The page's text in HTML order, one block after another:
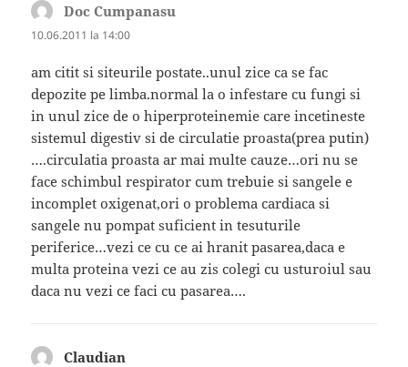
Doc Cumpanasu
10.06.2011 la 14:00
am citit si siteurile postate..unul zice ca se fac
depozite pe limba.normal la o infestare cu fungi si
in unul zice de o hiperproteinemie care incetineste
sistemul digestiv si de circulatie proasta(prea putin)
….circulatia proasta ar mai multe cauze…ori nu se
face schimbul respirator cum trebuie si sangele e
incomplet oxigenat,ori o problema cardiaca si
sangele nu pompat suficient in tesuturile
periferice…vezi ce cu ce ai hranit pasarea,daca e
multa proteina vezi ce au zis colegi cu usturoiul sau
daca nu vezi ce faci cu pasarea….
Claudian